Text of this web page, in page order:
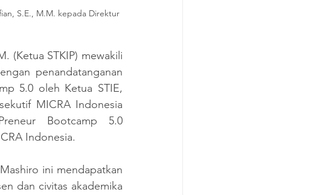
S.E., M.M. kepada Direktur
(Ketua STKIP) mewakili
penandatanganan
5.0 oleh Ketua STIE,
MICRA Indonesia
Bootcamp 5.0
Indonesia.
ini mendapatkan
dan civitas akademika